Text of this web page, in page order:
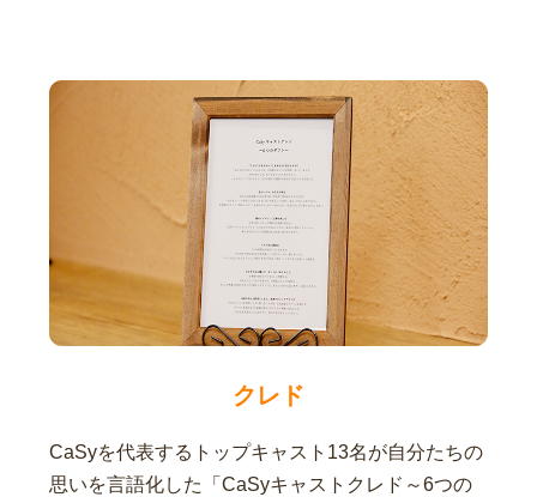
クレド
CaSyを代表するトップキャスト13名が自分たちの
思いを言語化した「CaSyキャストクレド～6つの